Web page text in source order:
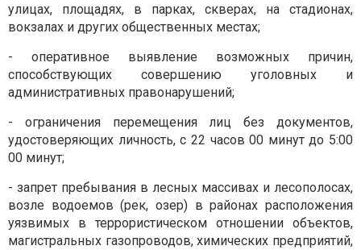
улицах, площадях, в парках, скверах, на стадионах,
вокзалах и других общественных местах;
- оперативное выявление возможных причин,
способствующих совершению уголовных и
административных правонарушений;
- ограничения перемещения лиц без документов,
удостоверяющих личность, с 22 часов 00 минут до 5:00
00 минут;
- запрет пребывания в лесных массивах и лесополосах,
возле водоемов (рек, озер) в районах расположения
уязвимых в террористическом отношении объектов,
магистральных газопроводов, химических предприятий,